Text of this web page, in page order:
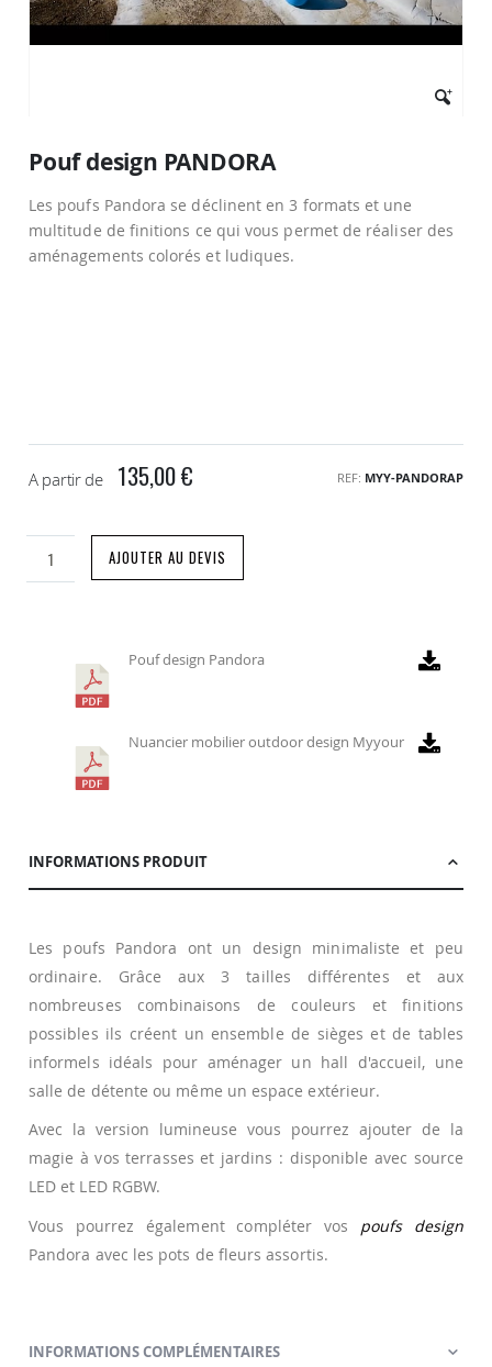
début
la
Galerie
Pouf design PANDORA
Les poufs Pandora se déclinent en 3 formats et une
multitude de finitions ce qui vous permet de réaliser des
aménagements colorés et ludiques.
A partir de 135,00 € REF MYY-PANDORAP
AJOUTER AU DEVIS
Pouf design Pandora
Nuancier mobilier outdoor design Myyour
INFORMATIONS PRODUIT
Les poufs Pandora ont un design minimaliste et peu
ordinaire. Grâce aux 3 tailles différentes et aux
nombreuses combinaisons de couleurs et finitions
possibles ils créent un ensemble de sièges et de tables
informels idéals pour aménager un hall d'accueil, une
salle de détente ou même un espace extérieur.
Avec la version lumineuse vous pourrez ajouter de la
magie à vos terrasses et jardins : disponible avec source
LED et LED RGBW.
Vous pourrez également compléter vos poufs design
Pandora avec les pots de fleurs assortis.
INFORMATIONS COMPLÉMENTAIRES